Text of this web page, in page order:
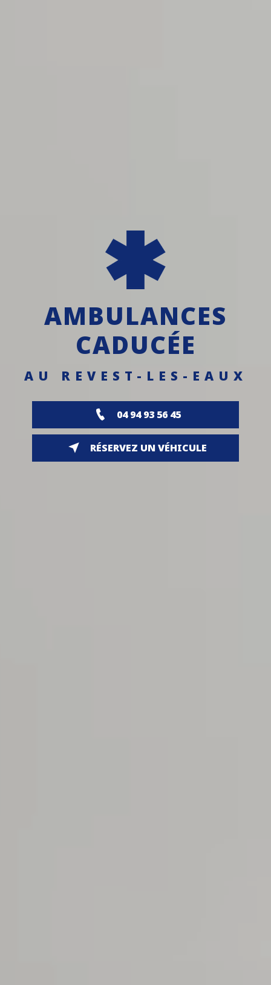
AMBULANCES
CADUCÉE
AU REVEST-LES-EAUX
04 94 93 56 45
RÉSERVEZ UN VÉHICULE